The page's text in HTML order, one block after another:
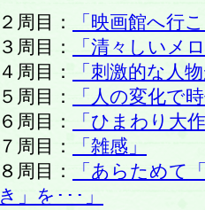
２周目：
「映画館へ行
３周目：
「清々しいメ
４周目：
「刺激的な人
５周目：
「人の変化で
６周目：
「ひまわり大
７周目：
「雑感」
８周目：
「あらためて
き」を･･･」